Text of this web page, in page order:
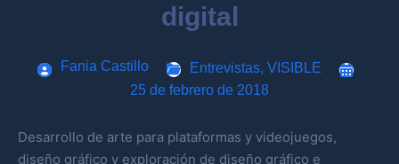
digital
Fania Castillo Entrevistas, VISIBLE
25 de febrero de 2018
Desarrollo de arte para plataformas y videojuegos,
diseño gráfico y exploración de diseño gráfico e